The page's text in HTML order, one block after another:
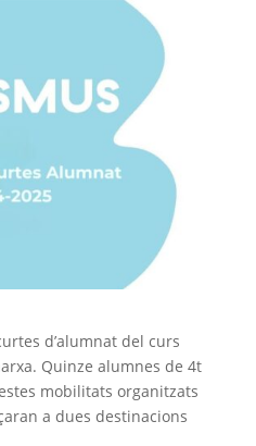
d’alumnat del curs
Quinze alumnes de 4t
mobilitats organitzats
a dues destinacions